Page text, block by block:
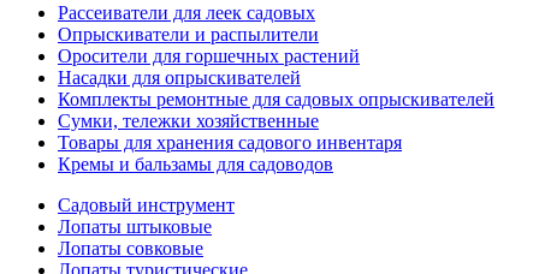
Рассеиватели для леек садовых
Опрыскиватели и распылители
Оросители для горшечных растений
Насадки для опрыскивателей
Комплекты ремонтные для садовых опрыскивателей
Сумки, тележки хозяйственные
Товары для хранения садового инвентаря
Кремы и бальзамы для садоводов
Садовый инструмент
Лопаты штыковые
Лопаты совковые
Лопаты туристические